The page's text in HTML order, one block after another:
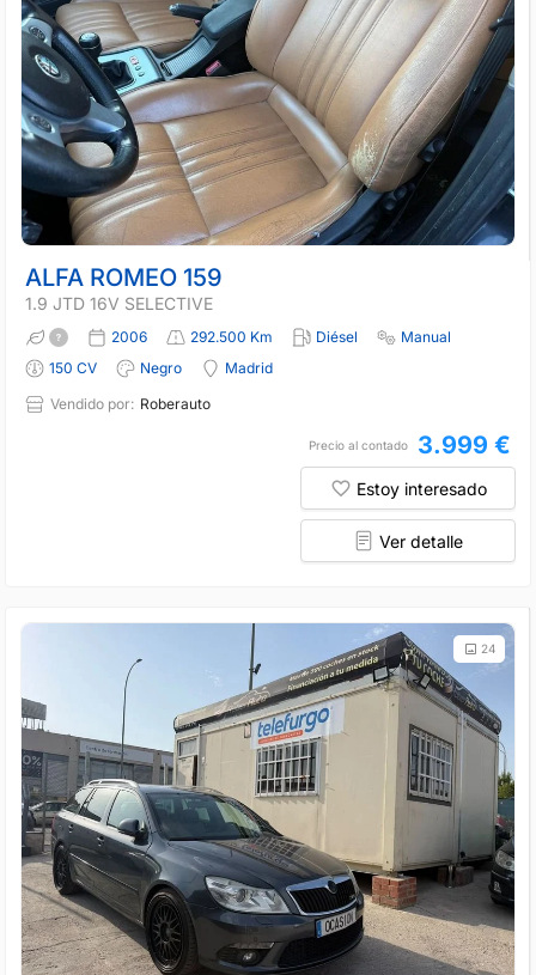
ALFA ROMEO 159
1.9 JTD 16V SELECTIVE
2006 292.500 Km Diésel
Manual
150 CV
Negro
Madrid
Vendido por: Roberauto
Precio al contado 3.999 €
Estoy interesado
Ver detalle
24